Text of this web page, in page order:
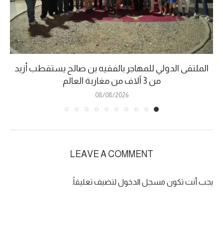
الملتقى الدولي للمهاجر بالفقيه بن صالح يستقطب أزيد
من 3 آلاف من مغاربة العالم
08/08/2026
LEAVE A COMMENT
يجب أنت تكون مسجل الدخول لتضيف تعليقاً.